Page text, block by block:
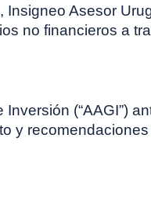
Insigneo Asesor
no financieros a
(“AAGI”)
y